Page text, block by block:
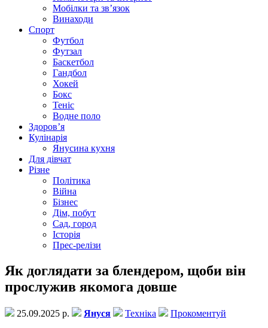
Мобілки та зв’язок
Винаходи
Спорт
Футбол
Футзал
Баскетбол
Гандбол
Хокей
Бокс
Теніс
Водне поло
Здоров’я
Кулінарія
Янусина кухня
Для дівчат
Різне
Політика
Війна
Бізнес
Дім, побут
Сад, город
Історія
Прес-релізи
Як доглядати за блендером, щоби він
прослужив якомога довше
25.09.2025 р. Януся Техніка Прокоментуй